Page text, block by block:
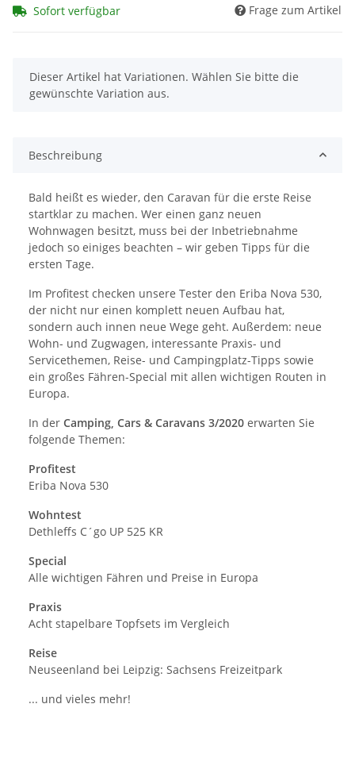
Sofort verfügbar Frage zum Artikel
x
Dieser Artikel hat Variationen. Wählen Sie bitte die
gewünschte Variation aus.
Beschreibung
Bald heißt es wieder, den Caravan für die erste Reise
startklar zu machen. Wer einen ganz neuen
Wohnwagen besitzt, muss bei der Inbetriebnahme
jedoch so einiges beachten – wir geben Tipps für die
ersten Tage.
Im Profitest checken unsere Tester den Eriba Nova 530,
der nicht nur einen komplett neuen Aufbau hat,
sondern auch innen neue Wege geht. Außerdem: neue
Wohn- und Zugwagen, interessante Praxis- und
Servicethemen, Reise- und Campingplatz-Tipps sowie
ein großes Fähren-Special mit allen wichtigen Routen in
Europa.
In der Camping, Cars & Caravans 3/2020 erwarten Sie
folgende Themen:
Profitest
Eriba Nova 530
Wohntest
Dethleffs C´go UP 525 KR
Special
Alle wichtigen Fähren und Preise in Europa
Praxis
Acht stapelbare Topfsets im Vergleich
Reise
Neuseenland bei Leipzig: Sachsens Freizeitpark
... und vieles mehr!